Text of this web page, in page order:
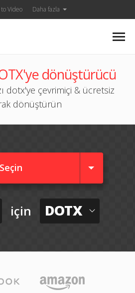
Video Daha fazla
dönüştürücü
dotx'ye çevrimiçi & ücretsiz
dönüştürün
için DOTX